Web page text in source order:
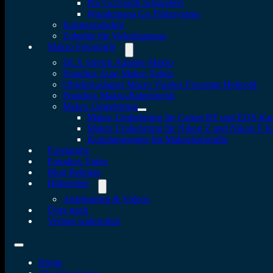
Pro GoTough Schrauben
Wonderpana Go Filtersystem
Kamerazubehör
Zubehör für Videokameras
Makro-Fotografie
DLX Stretch Adapter Makro
Fotodiox Auto Makro Tubus
Objektivadapter Macro Vizelex Focusing Helicoid
Fotodiox Makro-Balgengerät
Makro Umkehrring
Makro Umkehrring für Canon RF und EOS
Makro Umkehrring für Nikon Z und Nikon F
Kupplungsringe für Makrofotografie
Fundgrube
Fotodiox Video
Blog Beiträge
Hilfeseiten
Anleitungen & Videos
Über mich
Vertrag widerrufen
Home